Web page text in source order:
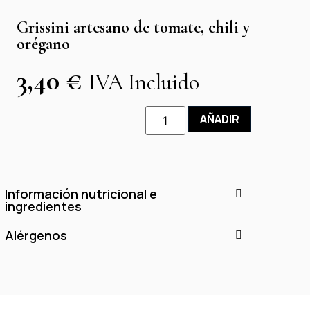
Grissini artesano de tomate, chili y
orégano
3,40 € IVA Incluido
AÑADIR
Información nutricional e
ingredientes
Alérgenos